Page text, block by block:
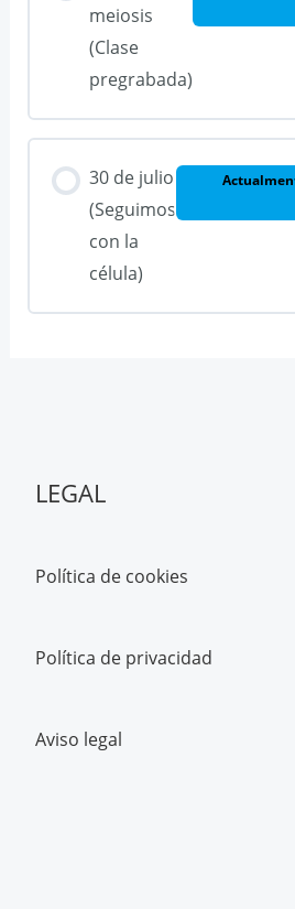
meiosis
(Clase
pregrabada)
30 de julio
(Seguimos
con la
célula)
LEGAL
Política de cookies
Política de privacidad
Aviso legal